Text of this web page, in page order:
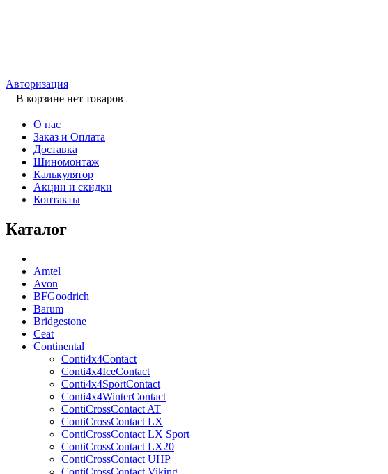
Авторизация
В корзине нет товаров
О нас
Заказ и Оплата
Доставка
Шиномонтаж
Калькулятор
Акции и скидки
Контакты
Каталог
Amtel
Avon
BFGoodrich
Barum
Bridgestone
Ceat
Continental
Conti4x4Contact
Conti4x4IceContact
Conti4x4SportContact
Conti4x4WinterContact
ContiCrossContact AT
ContiCrossContact LX
ContiCrossContact LX Sport
ContiCrossContact LX20
ContiCrossContact UHP
ContiCrossContact Viking